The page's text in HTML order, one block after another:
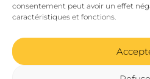
consentement peut avoir un effet
caractéristiques et fonctions.
réemploi des
Bobi Réemploi